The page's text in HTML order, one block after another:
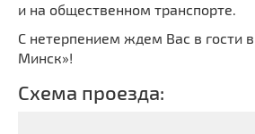
и на общественном транспорте.
С нетерпением ждем Вас в гости
Минск»!
Схема проезда: